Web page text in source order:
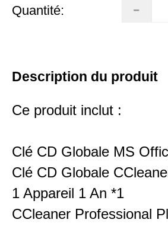
Quantité:
Description du produit
Ce produit inclut :
Clé CD Globale MS
Clé CD Globale
1 Appareil 1 An *1
CCleaner Professional